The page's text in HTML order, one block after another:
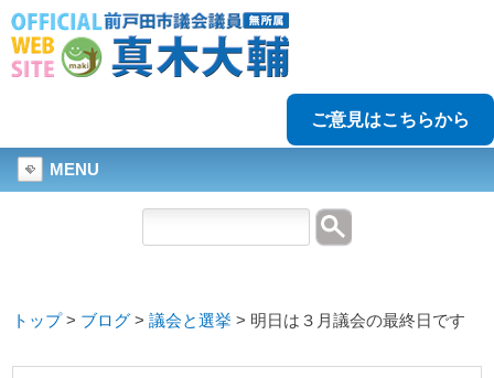
ご意見はこちらから
MENU
トップ> ブログ >議会と選挙 > 明日は３月議会の最終日です